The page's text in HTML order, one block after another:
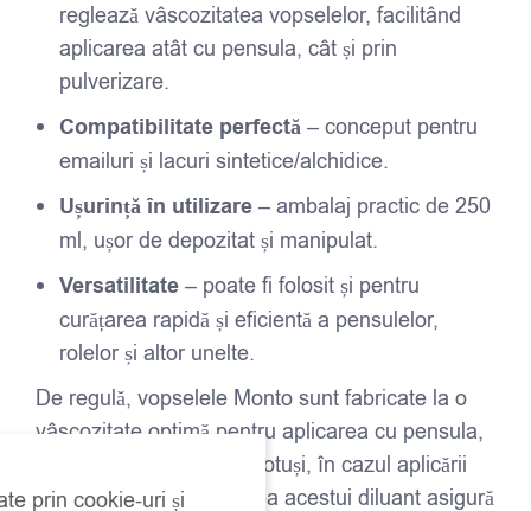
reglează vâscozitatea vopselelor, facilitând
aplicarea atât cu pensula, cât și prin
pulverizare.
Compatibilitate perfectă – conceput pentru
emailuri și lacuri sintetice/alchidice.
Ușurință în utilizare – ambalaj practic de 250
ml, ușor de depozitat și manipulat.
Versatilitate – poate fi folosit și pentru
curățarea rapidă și eficientă a pensulelor,
rolelor și altor unelte.
De regulă, vopselele Monto sunt fabricate la o
vâscozitate optimă pentru aplicarea cu pensula,
fără a necesita diluare. Totuși, în cazul aplicării
prin pulverizare, utilizarea acestui diluant asigură
prin cookie-uri și